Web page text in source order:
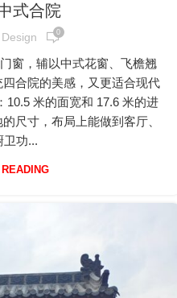
式合院
0
窗，辅以中式花窗、飞檐翘
合院的美感，又更适合现代
10.5 米的面宽和 17.6 米的进
尺寸，布局上能做到客厅、
卫功...